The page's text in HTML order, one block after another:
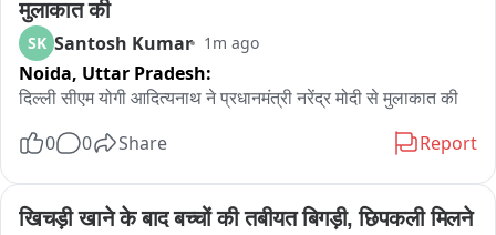
मुलाकात की
SK Santosh Kumar 1m ago
Noida, Uttar Pradesh:
दिल्ली सीएम योगी आदित्यनाथ ने प्रधानमंत्री नरेंद्र मोदी से मुलाकात की
0 0 Share Report
खिचड़ी खाने के बाद बच्चों की तबीयत बिगड़ी, छिपकली मिलने